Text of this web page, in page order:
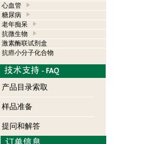
心血管
糖尿病
老年痴呆
抗微生物
激素酶联试剂盒
抗癌小分子化合物
产品目录索取
样品准备
提问和解答